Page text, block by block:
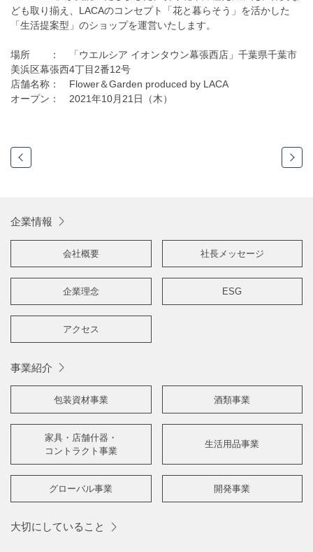
ども取り揃え、LACAのコンセプト「花と暮らそう」を活かした
「生活提案型」のショップを運営いたします。
場所 ： 「ウエルシア イオンタウン幕張西店」千葉県千葉市
美浜区幕張西4丁目2番12号
店舗名称： Flower＆Garden produced by LACA
オープン： 2021年10月21日（木）
企業情報
会社概要 社長メッセージ
企業理念 ESG
アクセス
事業紹介
包装資材事業 酒類事業
家具・店舗什器・
コントラクト事業
生活用品事業
グローバル事業 開発事業
大切にしていること